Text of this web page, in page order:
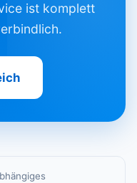
ist komplett